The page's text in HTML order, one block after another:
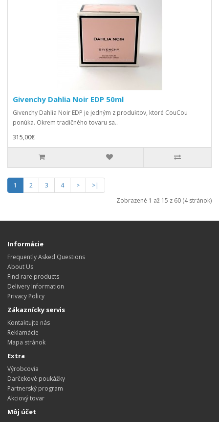
Givenchy Dahlia Noir EDP 50ml
Givenchy Dahlia Noir EDP je jedným z produktov, ktoré CouCou
ponúka. Okrem tradičného tovaru sa..
315,00€
1 2 3 4 >
>|
Zobrazené 1 až 15 z 60 (4 stránok)
Informácie
Frequently Asked Questions
About Us
Find rare products
Delivery Information
Privacy Policy
Zákaznícky servis
Kontaktujte nás
Reklamácie
Mapa stránok
Extra
Výrobcovia
Darčekové poukážky
Partnerský program
Akciový tovar
Môj účet